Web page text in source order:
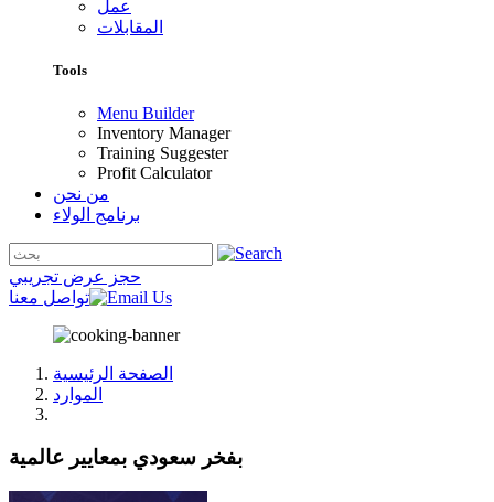
عمل
المقابلات
Tools
Menu Builder
Inventory Manager
Training Suggester
Profit Calculator
من نحن
برنامج الولاء
حجز عرض تجريبي
تواصل معنا
الصفحة الرئيسية
الموارد
بفخر سعودي بمعايير عالمية